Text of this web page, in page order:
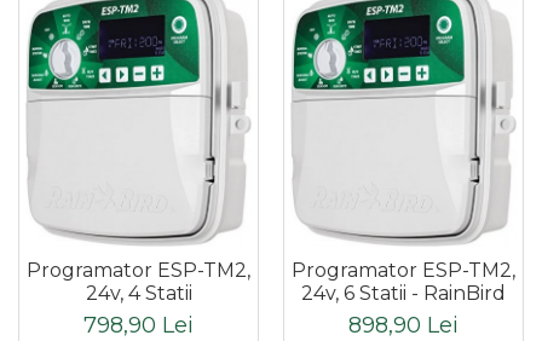
Programator ESP-TM2,
24v, 4 Statii
798,90 Lei
Programator ESP-TM2,
24v, 6 Statii - RainBird
898,90 Lei